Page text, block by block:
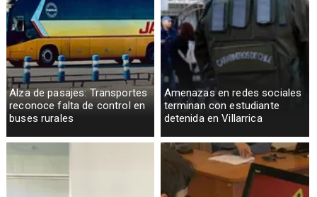
Alza de pasajes: Transportes
reconoce falta de control en
buses rurales
Amenazas en redes sociales
terminan con estudiante
detenida en Villarrica